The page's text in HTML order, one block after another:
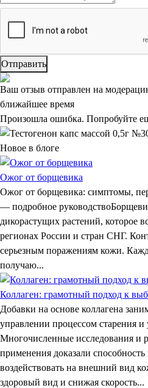
Отправить
Ваш отзыв отправлен на
ближайшее время
Произошла ошибка. Попробуйте
Новое в блоге
Ожог от борщевика
Ожог от борщевика: симптомы,
— подробное
дикорастущих растений, которое
регионах России и стран СНГ.
серьезным поражениям кожи.
получаю...
Коллаген: грамотный подход к
Добавки на основе коллагена
управлении процессом старения и
Многочисленные исследования и
применения доказали
воздействовать на внешний вид
здоровый вид и снижая скорость...